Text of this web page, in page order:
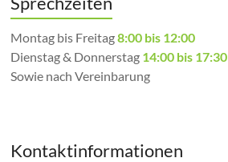
Montag bis Freitag8:00 bis 12:00
Dienstag & Donnerstag 14:00 bis 17:30
Sowie nach Vereinbarung
Kontaktinformationen